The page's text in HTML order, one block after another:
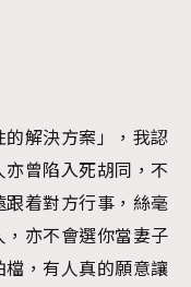
解決方案」，我認
曾陷入死胡同，不
着對方行事，絲毫
亦不會選你當妻子
，有人真的願意讓